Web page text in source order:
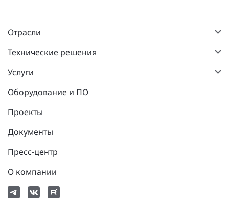
Отрасли
Технические решения
Услуги
Оборудование и ПО
Проекты
Документы
Пресс-центр
О компании